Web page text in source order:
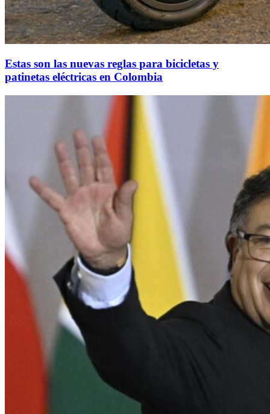
Estas son las nuevas reglas para bicicletas y
patinetas eléctricas en Colombia